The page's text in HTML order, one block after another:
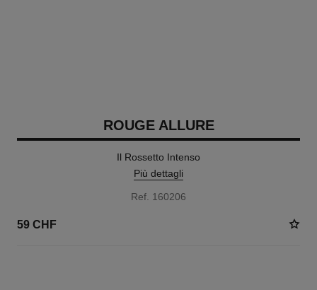
ROUGE ALLURE
Il Rossetto Intenso
Più dettagli
Ref. 160206
59 CHF